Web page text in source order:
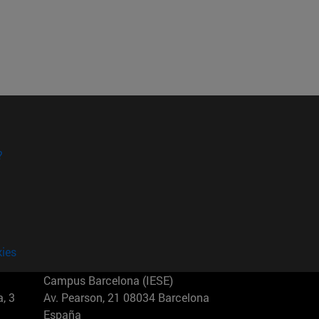
3
Campus Barcelona (IESE)
Av. Pearson, 21 08034 Barcelona
España